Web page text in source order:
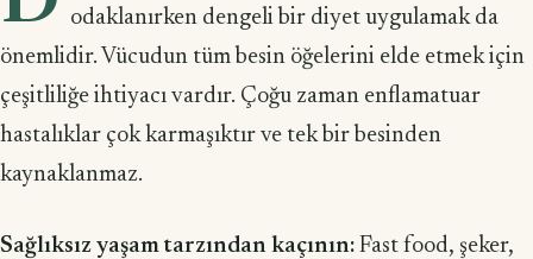
odaklanırken dengeli bir diyet uygulamak da
önemlidir. Vücudun tüm besin öğelerini elde etmek için
çeşitliliğe ihtiyacı vardır. Çoğu zaman enflamatuar
hastalıklar çok karmaşıktır ve tek bir be­sinden
kaynaklanmaz.
Sağlıksız yaşam tarzından kaçının: Fast food, şeker,